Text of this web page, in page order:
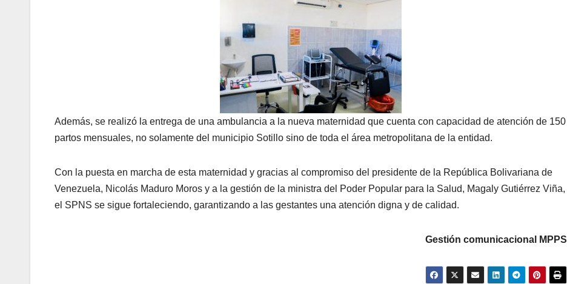
Además, se realizó la entrega de una ambulancia a la nueva maternidad que cuenta con capacidad de atención de 150
partos mensuales, no solamente del municipio Sotillo sino de toda el área metropolitana de la entidad.
Con la puesta en marcha de esta maternidad y gracias al compromiso del presidente de la República Bolivariana de
Venezuela, Nicolás Maduro Moros y a la gestión de la ministra del Poder Popular para la Salud, Magaly Gutiérrez Viña,
el SPNS se sigue fortaleciendo, garantizando a las gestantes una atención digna y de calidad.
Gestión comunicacional MPPS